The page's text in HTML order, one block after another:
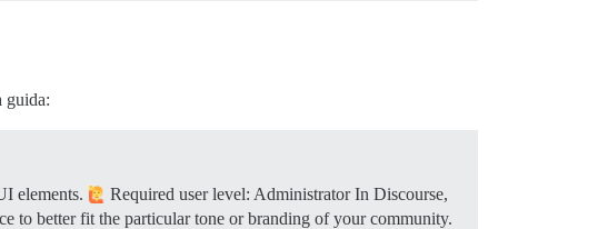
guida:
elements.
Required user level: Administrator In Discourse,
to better fit the particular tone or branding of your community.